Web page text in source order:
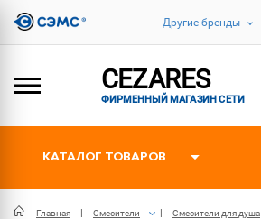
Другие бренды
CEZARES
ФИРМЕННЫЙ МАГАЗИН СЕТИ
КАТАЛОГ ТОВАРОВ
Главная Смесители Смесители для душа